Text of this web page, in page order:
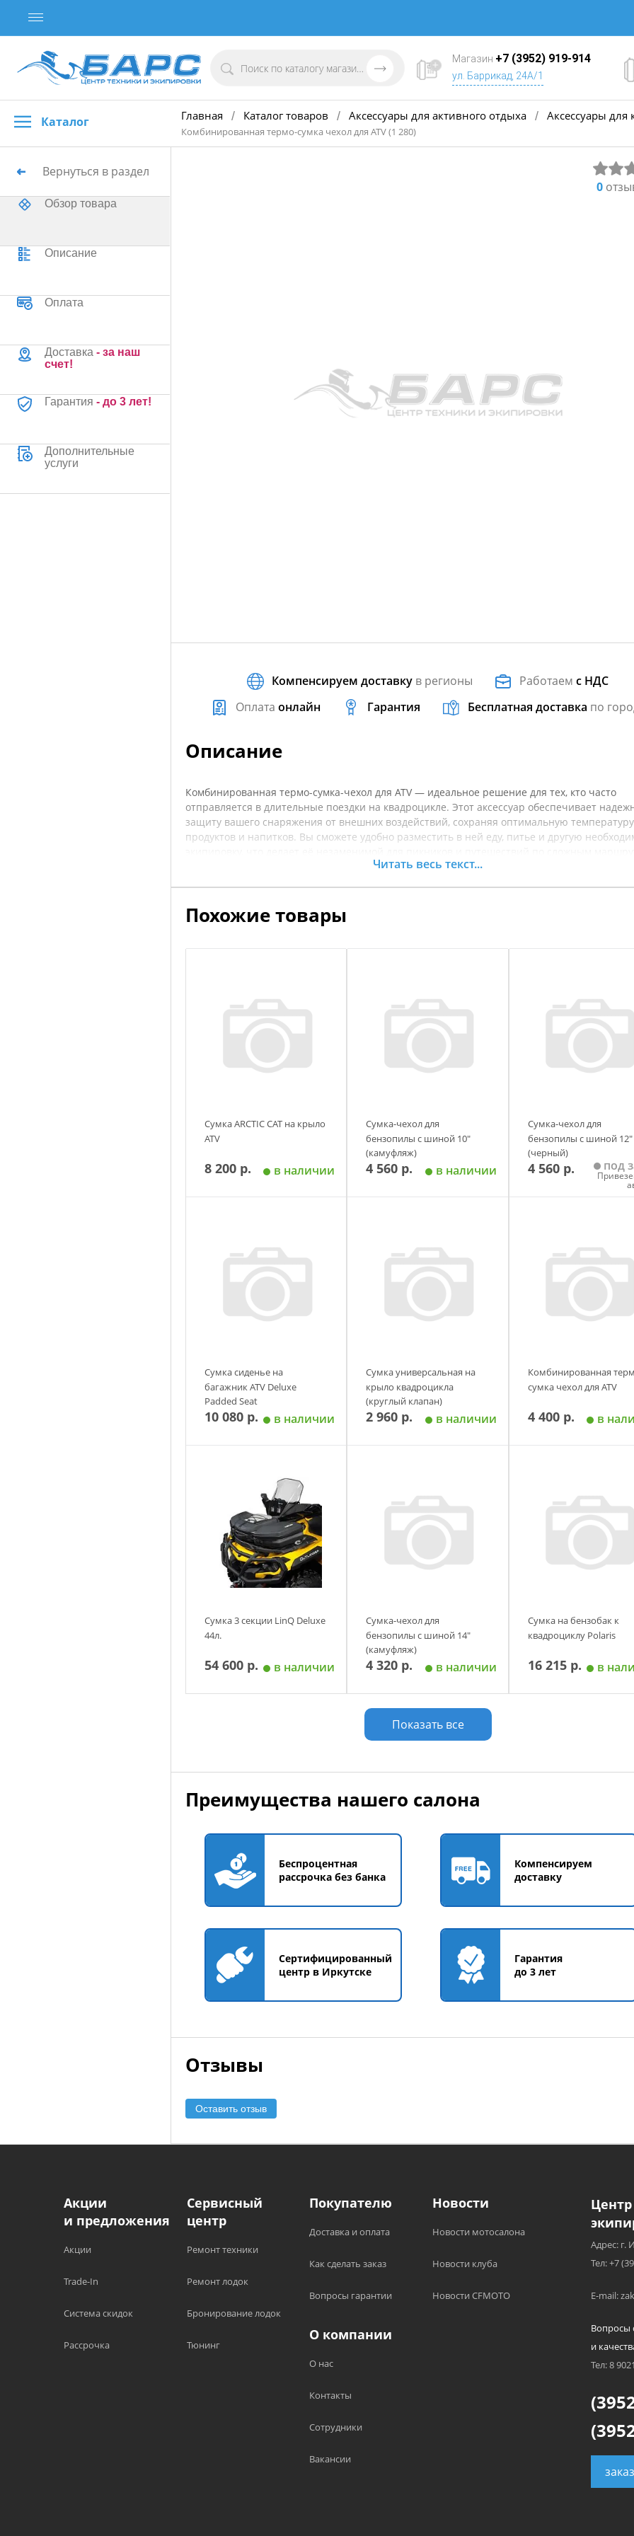
Магазин +7 (3952) 919-914
ул. Баррикад, 24А/1
Каталог Главная / Каталог товаров / Аксессуары для активного отдыха / Аксессуары для
Комбинированная термо-сумка чехол для ATV (1 280)
Вернуться в раздел
Обзор товара
Описание
Оплата
Доставка - за наш
счет!
Гарантия - до 3 лет!
Дополнительные
услуги
0
Компенсируем доставку в регионы Работаемс НДС
Оплата онлайн Гарантия Бесплатная доставка по
Описание
Комбинированная термо-сумка-чехол для ATV — идеальное решение для тех, кто часто
отправляется в длительные поездки на квадроцикле. Этот аксессуар обеспечивает
защиту вашего снаряжения от внешних воздействий, сохраняя оптимальную
продуктов и напитков. Вы сможете удобно разместить в ней еду, питье и другую
Сумка выполнена из прочных и водоотталкивающих материалов, которые гарантируют
необходимые вещи, но и быстро получать к ним доступ во время остановок. Перед
рекомендуется уточнять характеристики товара.
Читать весь текст...
Похожие товары
Сумка ARCTIC CAT на крыло
ATV
8 200 р. в наличии
Сумка-чехол для
бензопилы с шиной 10"
(камуфляж)
4 560 р. в наличии
Сумка-чехол для
бензопилы с шиной 12"
(черный)
4 560 р. под
Сумка сиденье на
багажник ATV Deluxe
Padded Seat
10 080 р. в наличии
Сумка универсальная на
крыло квадроцикла
(круглый клапан)
2 960 р. в наличии
Размер
Камуфляж
(многоцветный: черный,
Комбинированная
сумка чехол для ATV
4 400 р. в
Сумка 3 секции LinQ Deluxe
44л.
54 600 р. в наличии
Сумка-чехол для
бензопилы с шиной 14"
(камуфляж)
4 320 р. в наличии
Добавить в корзину
Сумка на бензобак к
квадроциклу Polaris
16 215 р. в
Показать все
Преимущества нашего салона
Беспроцентная
рассрочка без банка
Компенсируем
доставку
Сертифицированный
центр в Иркутске
Гарантия
до 3 лет
Отзывы
Оставить отзыв
Акции
и предложения
Акции
Trade-In
Система скидок
Рассрочка
Сервисный
центр
Ремонт техники
Ремонт лодок
Бронирование лодок
Тюнинг
Покупателю
Доставка и оплата
Как сделать заказ
Вопросы гарантии
Новости
Новости мотосалона
Новости клуба
Новости CFMOTO
О компании
О нас
Контакты
Сотрудники
Вакансии
Адрес: г.
Тел: +7
E-mail:
Вопросы
и
Тел: 8